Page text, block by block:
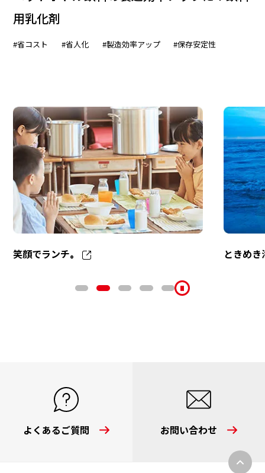
用乳化剤
#省コスト #省人化 #製造効率アップ #保存安定性
笑顔でランチ® ときめ
よくあるご質問 お問い合わせ